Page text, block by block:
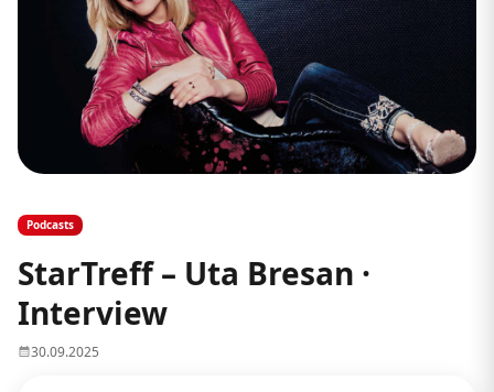
Podcasts
StarTreff – Uta Bresan ·
Interview
30.09.2025